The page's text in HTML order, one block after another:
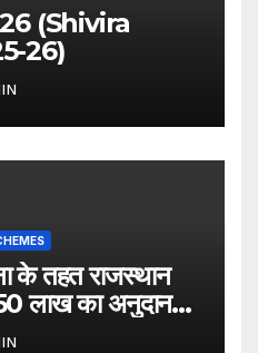
26 (Shivira
26)
के तहत राजस्थान
लाख का अनुदान